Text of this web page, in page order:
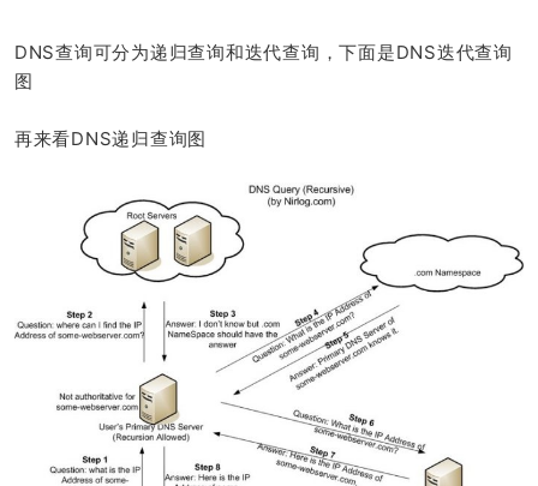
DNS查询可分为递归查询和迭代查询，下面是DNS迭代查询
图
再来看DNS递归查询图